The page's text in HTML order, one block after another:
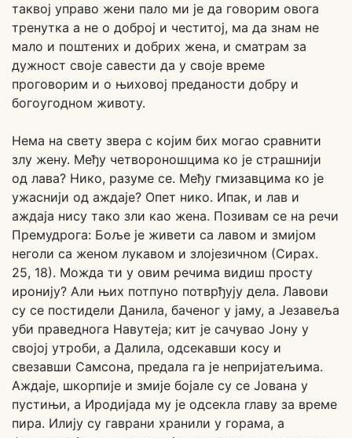
таквој управо жени пало ми је да говорим овога
тренутка а не о доброј и честитој, ма да знам не
мало и поштених и добрих жена, и сматрам за
дужност своје савести да у своје време
проговорим и о њиховој преданости добру и
богоугодном животу.
Нема на свету звера с којим бих могао сравнити
злу жену. Међу четвороношцима ко је страшнији
од лава? Нико, разуме се. Међу гмизавцима ко је
ужаснији од аждаје? Опет нико. Ипак, и лав и
аждаја нису тако зли као жена. Позивам се на речи
Премудрога: Боље је живети са лавом и змијом
неголи са женом лукавом и злојезичном (Сирах.
25, 18). Можда ти у овим речима видиш просту
иронију? Али њих потпуно потврђују дела. Лавови
су се постидели Данила, баченог у јаму, а Језавеља
уби праведнога Навутеја; кит је сачувао Јону у
својој утроби, а Далила, одсекавши косу и
свезавши Самсона, предала га је непријатељима.
Аждаје, шкорпије и змије бојале су се Јована у
пустињи, а Иродијада му је одсекла главу за време
пира. Илију су гаврани хранили у горама, а